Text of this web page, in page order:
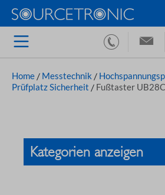
Home / Messtechnik /
Prüfplatz Sicherheit / Fußtaster
Kategorien anzeigen